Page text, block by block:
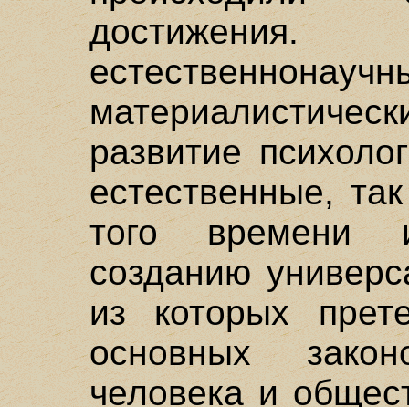
развитие
естественные,
того времени
созданию
из которых
основных
человека и